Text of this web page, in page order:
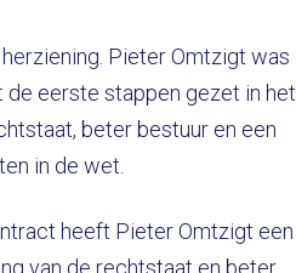
Pieter Omtzigt was
eerste stappen gezet in het
beter bestuur en een
in de wet.
heeft Pieter Omtzigt een
van de rechtstaat en beter